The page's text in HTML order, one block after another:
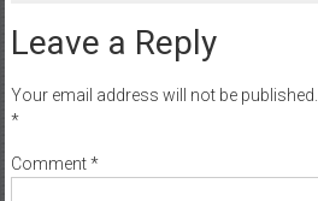
Leave a Reply
Your email address will not be published.
*
Comment*